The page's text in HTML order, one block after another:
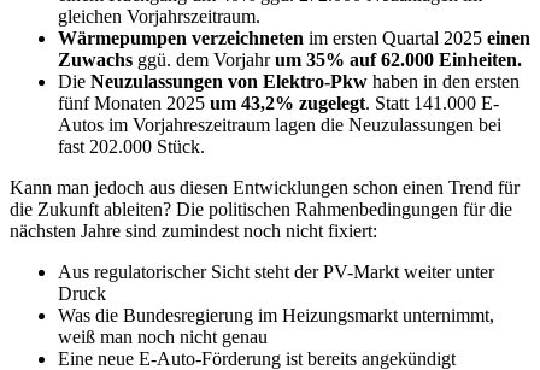
gleichen Vorjahrszeitraum.
Wärmepumpen verzeichneten im ersten Quartal 2025 einen
Zuwachs ggü. dem Vorjahrum 35% auf 62.000 Einheiten.
Die Neuzulassungen von Elektro-Pkw haben in den ersten
fünf Monaten 2025 um 43,2% zugelegt. Statt 141.000 E-
Autos im Vorjahreszeitraum lagen die Neuzulassungen bei
fast 202.000 Stück.
Kann man jedoch aus diesen Entwicklungen schon einen Trend für
die Zukunft ableiten? Die politischen Rahmenbedingungen für die
nächsten Jahre sind zumindest noch nicht fixiert:
Aus regulatorischer Sicht steht der PV-Markt weiter unter
Druck
Was die Bundesregierung im Heizungsmarkt unternimmt,
weiß man noch nicht genau
Eine neue E-Auto-Förderung ist bereits angekündigt